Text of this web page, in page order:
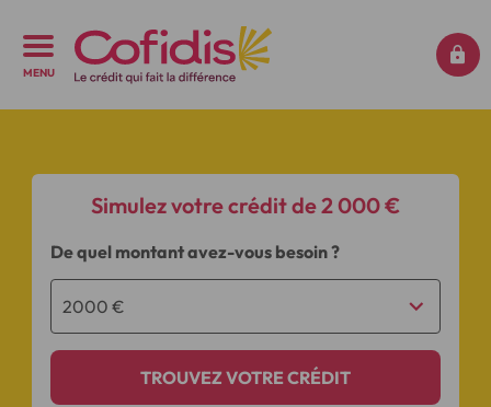
MENU
Simulez votre crédit de 2 000 €
De quel montant avez-vous besoin ?
TROUVEZ VOTRE CRÉDIT